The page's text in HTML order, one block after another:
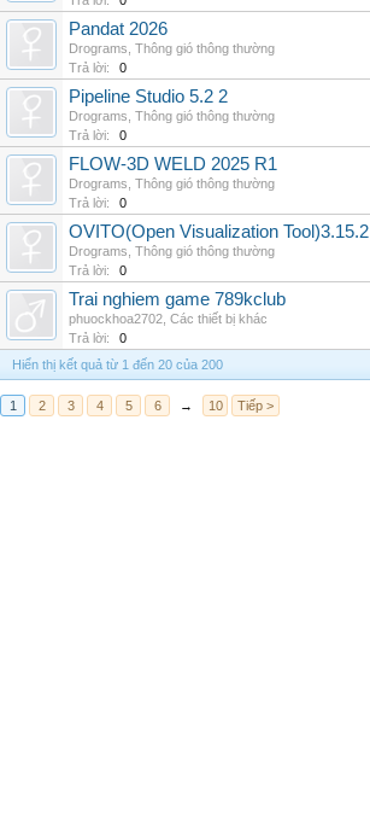
Pandat 2026
Drograms Thông gió thông thường
Trả lời:
0
Pipeline Studio 5.2 2
Drograms Thông gió thông thường
Trả lời:
0
FLOW-3D WELD 2025 R1
Drograms Thông gió thông thường
Trả lời:
0
OVITO(Open Visualization Tool)3.15.2
Drograms Thông gió thông thường
Trả lời:
0
Trai nghiem game 789kclub
phuockhoa2702 Các thiết bị khác
Trả lời:
0
Hiển thị kết quả từ 1 đến 20 của 200
1 2 3 4 5 6 → 10 Tiếp >